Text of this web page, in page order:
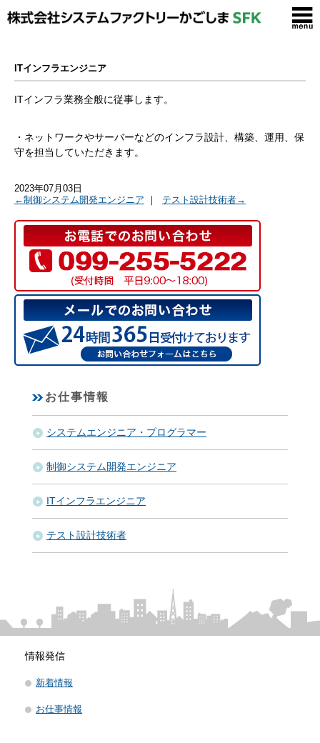
ITインフラエンジニア
ITインフラ業務全般に従事します。
・ネットワークやサーバーなどのインフラ設計、構築、運用、保
守を担当していただきます。
2023年07月03日
←制御システム開発エンジニア ｜ テスト設計技術者→
お仕事情報
システムエンジニア・プログラマー
制御システム開発エンジニア
ITインフラエンジニア
テスト設計技術者
情報発信
新着情報
お仕事情報